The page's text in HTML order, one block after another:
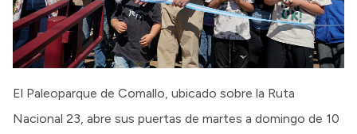
El Paleoparque de Comallo, ubicado sobre la Ruta
Nacional 23, abre sus puertas de martes a domingo de 10